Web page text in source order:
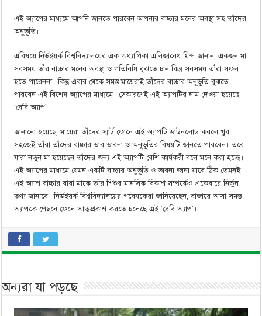
এই অ্যাপের মাধ্যমে আপনি জানতে পারবেন আপনার বাচ্চার মনের অবস্থা সহ তাঁদের
অনুভূতি।
এবিষয়ে নিউইয়র্ক বিশ্ববিদ্যালয়ের এক অধ্যাপিকা এলিজাবেথ মিন্স জানান, একজন মা
সবসময় তাঁর বাচ্চার মনের অবস্থা ও গতিবিধি বুঝতে চান কিন্তু সবসময় তাঁরা সফল
হতে পারেননা। কিন্তু এবার থেকে সমস্ত মায়েরাই তাঁদের বাচ্চার অনুভূতি বুঝতে
পারবেন এই বিশেষ অ্যাপের মাধ্যমে। সেকারণেই এই অ্যাপটির নাম দেওয়া হয়েছে
‘বেবি অ্যাপ’।
জানানো হয়েছে, মায়েরা তাঁদের স্মার্ট ফোনে এই অ্যাপটি ডাউনলোড করলে খুব
সহজেই তাঁরা তাঁদের বাচ্চার ভাব-ভাবনা ও অনুভূতির বিষয়টি জানতে পারবেন। তবে
যারা নতুন মা হয়েছেন তাঁদের জন্য এই অ্যাপটি বেশি কার্যকরী বলে মনে করা হচ্ছে।
এই অ্যাপের মাধ্যমে যেমন একটি বাচ্চার অনুভূতি ও ভাবনা জানা যাবে ঠিক তেমনই
এই অ্যাপ বাচ্চার বাবা মাকে তাঁর শিশুর মানসিক বিকাশ সম্পর্কেও একেবারে নির্ভুল
তথ্য জানাবে। নিউইয়র্ক বিশ্ববিদ্যালয়ের গবেষকেরা জানিয়েছেন, বাজারে আসা সমস্ত
অ্যাপকে পেছনে ফেলে আত্মপ্রকাশ করতে চলেছে এই ‘বেবি অ্যাপ’।
অন্যরা যা পড়ছে